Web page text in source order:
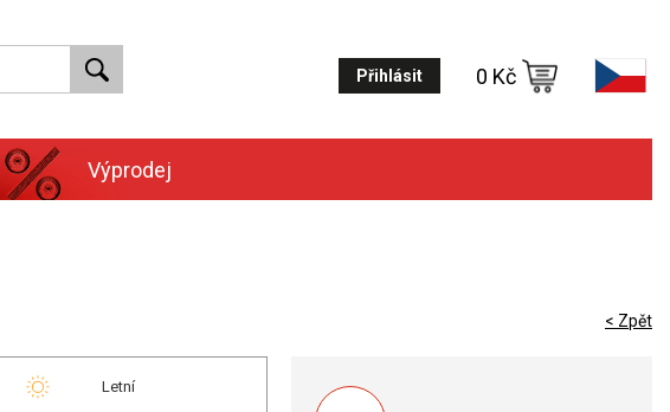
Přihlásit 0 Kč
Výprodej
< Zpět
Letní